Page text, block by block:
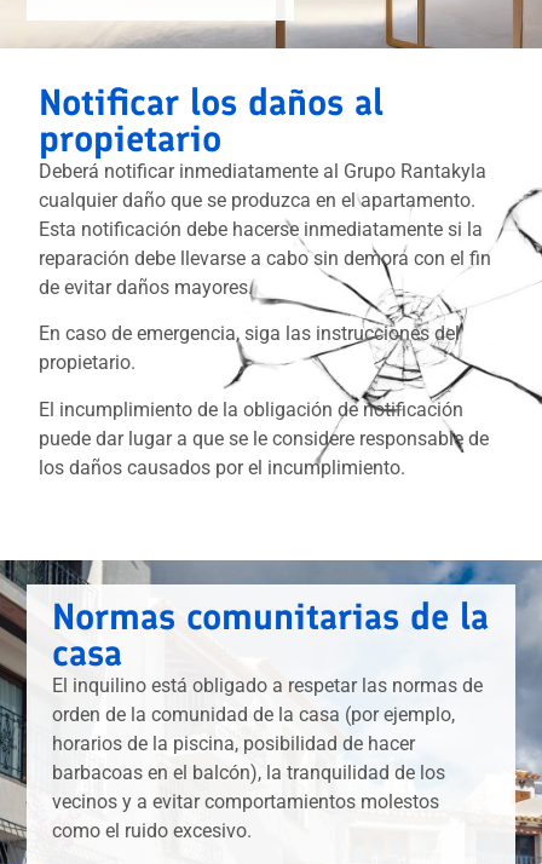
Notificar los daños al
propietario
Deberá notificar inmediatamente al Grupo Rantakyla
cualquier daño que se produzca en el apartamento.
Esta notificación debe hacerse inmediatamente si la
reparación debe llevarse a cabo sin demora con el fin
de evitar daños mayores.
En caso de emergencia, siga las instrucciones del
propietario.
El incumplimiento de la obligación de notificación
puede dar lugar a que se le considere responsable de
los daños causados por el incumplimiento.
Normas comunitarias de la
casa
El inquilino está obligado a respetar las normas de
orden de la comunidad de la casa (por ejemplo,
horarios de la piscina, posibilidad de hacer
barbacoas en el balcón), la tranquilidad de los
vecinos y a evitar comportamientos molestos
como el ruido excesivo.